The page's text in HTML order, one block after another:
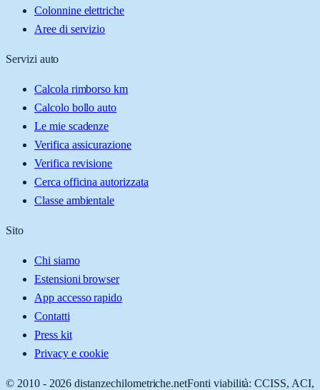
Colonnine elettriche
Aree di servizio
Servizi auto
Calcola rimborso km
Calcolo bollo auto
Le mie scadenze
Verifica assicurazione
Verifica revisione
Cerca officina autorizzata
Classe ambientale
Sito
Chi siamo
Estensioni browser
App accesso rapido
Contatti
Press kit
Privacy e cookie
© 2010 - 2026 distanzechilometriche.netFonti viabilità: CCISS, ACI,